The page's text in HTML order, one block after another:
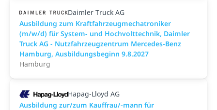
Daimler Truck AG
Ausbildung zum Kraftfahrzeugmechatroniker
(m/w/d) für System- und Hochvolttechnik, Daimler
Truck AG - Nutzfahrzeugzentrum Mercedes-Benz
Hamburg, Ausbildungsbeginn 9.8.2027
Hamburg
Hapag-Lloyd AG
Ausbildung zur/zum Kauffrau/-mann für